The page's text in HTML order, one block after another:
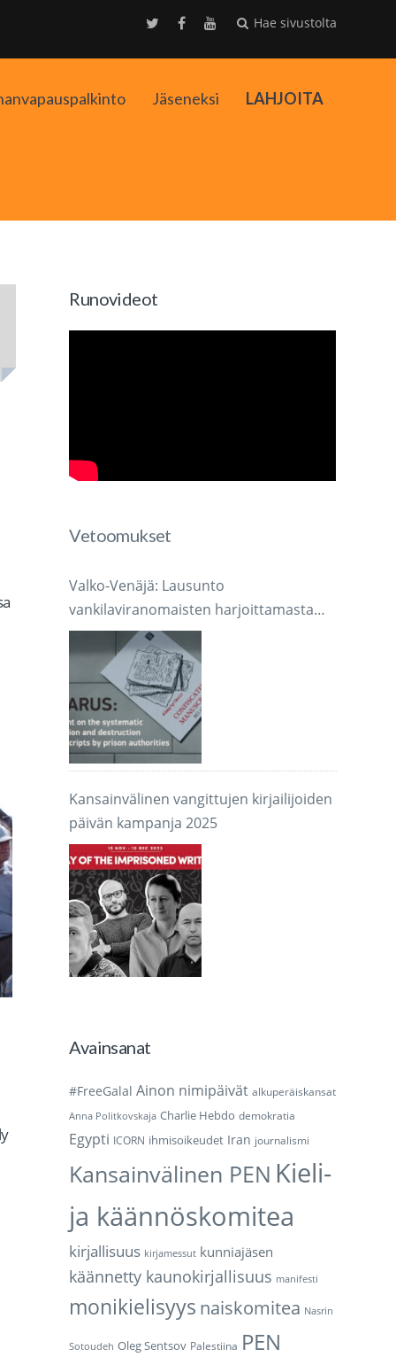
Hae sivustolta
Jäseneksi LAHJOITA
Runovideot
Vetoomukset
Valko-Venäjä: Lausunto
vankilaviranomaisten harjoittamasta
järjestelmällisestä käsikirjoitusten
takavarikoinnista ja tuhoamisesta
Kansainvälinen vangittujen kirjailijoiden
päivän kampanja 2025
Avainsanat
#FreeGalal Ainon nimipäivät alkuperäiskansat
Anna Politkovskaja Charlie Hebdo demokratia
Egypti ICORN ihmisoikeudet Iran journalismi
Kansainvälinen PEN Kieli-
ja käännöskomitea
kirjallisuus kirjamessut kunniajäsen
käännetty kaunokirjallisuus manifesti
monikielisyys naiskomitea Nasrin
Sotoudeh Oleg Sentsov Palestiina PEN